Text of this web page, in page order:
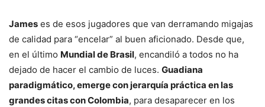
James es de esos jugadores que van derramando migajas
de calidad para “encelar” al buen aficionado. Desde que,
en el último Mundial de Brasil, encandiló a todos no ha
dejado de hacer el cambio de luces. Guadiana
paradigmático, emerge con jerarquía práctica en las
grandes citas con Colombia, para desaparecer en los